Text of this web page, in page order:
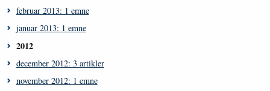
februar 2013: 1 emne
januar 2013: 1 emne
2012
december 2012: 3 artikler
november 2012: 1 emne